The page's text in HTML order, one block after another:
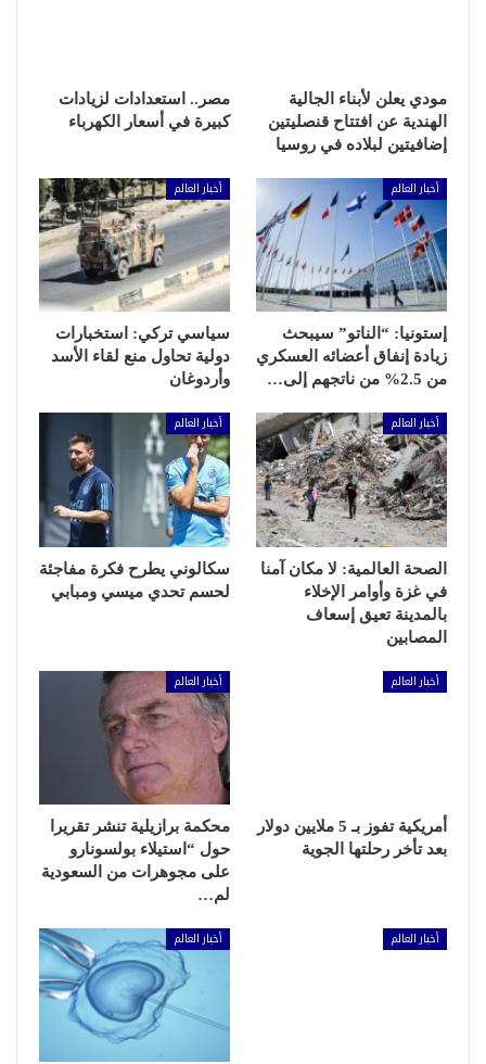
مودي يعلن لأبناء الجالية
الهندية عن افتتاح قنصليتين
إضافيتين لبلاده في روسيا
مصر.. استعدادات لزيادات
كبيرة في أسعار الكهرباء
أخبار العالم
إستونيا: “الناتو” سيبحث
زيادة إنفاق أعضائه العسكري
من 2.5% من ناتجهم إلى…
أخبار العالم
سياسي تركي: استخبارات
دولية تحاول منع لقاء الأسد
وأردوغان
أخبار العالم
الصحة العالمية: لا مكان آمنا
في غزة وأوامر الإخلاء
بالمدينة تعيق إسعاف
المصابين
أخبار العالم
سكالوني يطرح فكرة مفاجئة
لحسم تحدي ميسي ومبابي
أخبار العالم
أمريكية تفوز بـ 5 ملايين دولار
بعد تأخر رحلتها الجوية
أخبار العالم
محكمة برازيلية تنشر تقريرا
حول “استيلاء بولسونارو
على مجوهرات من السعودية
لم…
أخبار العالم أخبار العالم